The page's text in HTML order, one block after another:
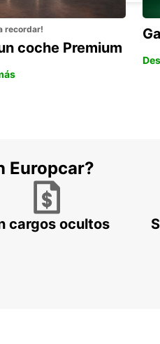
recordar!
coche Premium
Europcar?
cargos ocultos